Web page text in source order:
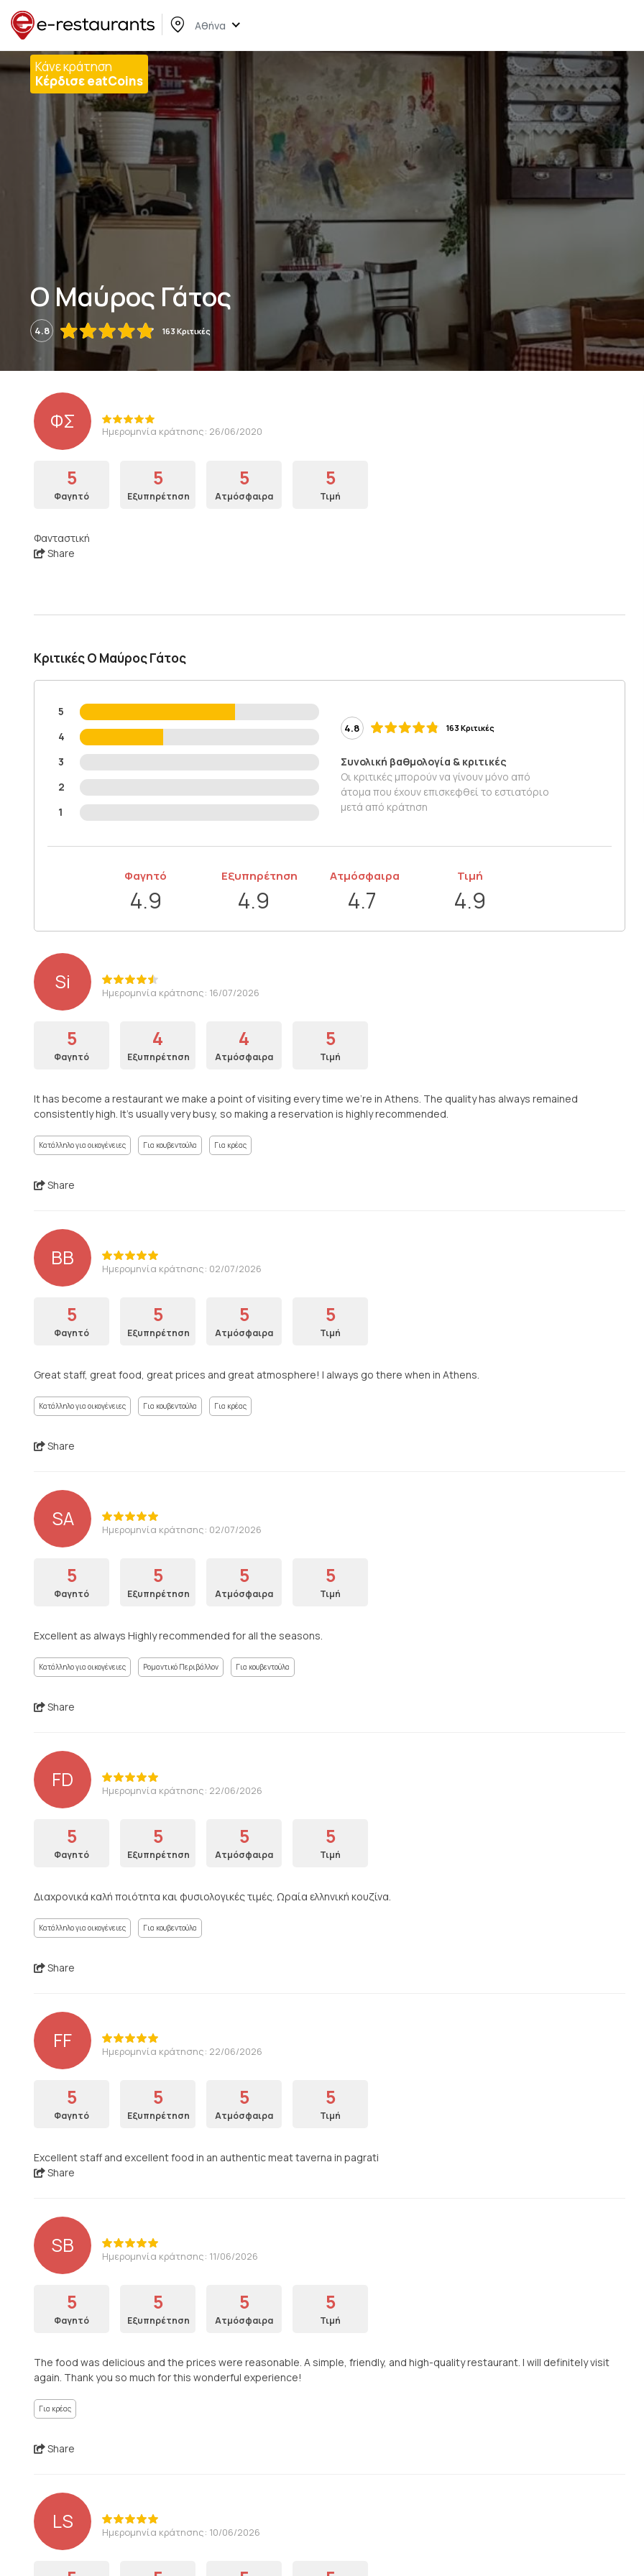
Αθήνα
Κάνε κράτηση
Κέρδισε eatCoins
Ο Μαύρος Γάτος
4.8 163 Κριτικές
ΦΣ Ημερομηνία κράτησης: 26/06/2020
5
Φαγητό
5
Εξυπηρέτηση
5
Ατμόσφαιρα
5
Τιμή
Φανταστική
Share
Κριτικές Ο Μαύρος Γάτος
5
4
3
2
1
4.8 163 Κριτικές
Συνολική βαθμολογία & κριτικές
Οι κριτικές μπορούν να γίνουν μόνο από
άτομα που έχουν επισκεφθεί το εστιατόριο
μετά από κράτηση
Φαγητό
4.9
Εξυπηρέτηση
4.9
Ατμόσφαιρα
4.7
Τιμή
4.9
Si Ημερομηνία κράτησης: 16/07/2026
5
Φαγητό
4
Εξυπηρέτηση
4
Ατμόσφαιρα
5
Τιμή
It has become a restaurant we make a point of visiting every time we’re in Athens. The quality has always remained
consistently high. It’s usually very busy, so making a reservation is highly recommended.
Κατάλληλο για οικογένειες Για κουβεντούλα Για κρέας
Share
BB Ημερομηνία κράτησης: 02/07/2026
5
Φαγητό
5
Εξυπηρέτηση
5
Ατμόσφαιρα
5
Τιμή
Great staff, great food, great prices and great atmosphere! I always go there when in Athens.
Κατάλληλο για οικογένειες Για κουβεντούλα Για κρέας
Share
SA Ημερομηνία κράτησης: 02/07/2026
5
Φαγητό
5
Εξυπηρέτηση
5
Ατμόσφαιρα
5
Τιμή
Excellent as always Highly recommended for all the seasons.
Κατάλληλο για οικογένειες Ρομαντικό Περιβάλλον Για κουβεντούλα
Share
FD Ημερομηνία κράτησης: 22/06/2026
5
Φαγητό
5
Εξυπηρέτηση
5
Ατμόσφαιρα
5
Τιμή
Διαχρονικά καλή ποιότητα και φυσιολογικές τιμές. Ωραία ελληνική κουζίνα.
Κατάλληλο για οικογένειες Για κουβεντούλα
Share
FF Ημερομηνία κράτησης: 22/06/2026
5
Φαγητό
5
Εξυπηρέτηση
5
Ατμόσφαιρα
5
Τιμή
Excellent staff and excellent food in an authentic meat taverna in pagrati
Share
SB Ημερομηνία κράτησης: 11/06/2026
5
Φαγητό
5
Εξυπηρέτηση
5
Ατμόσφαιρα
5
Τιμή
The food was delicious and the prices were reasonable. A simple, friendly, and high-quality restaurant. I will definitely visit
again. Thank you so much for this wonderful experience!
Για κρέας
Share
LS Ημερομηνία κράτησης: 10/06/2026